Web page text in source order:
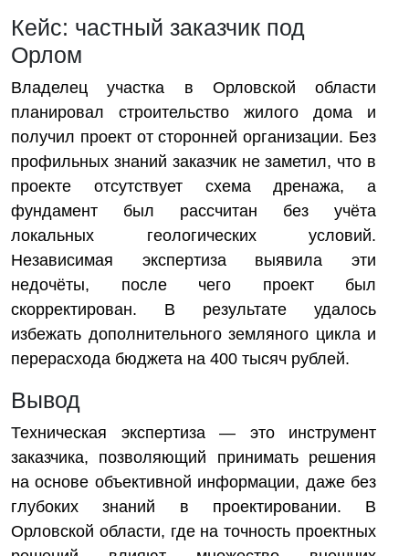
Кейс: частный заказчик под
Орлом
Владелец участка в Орловской области
планировал строительство жилого дома и
получил проект от сторонней организации. Без
профильных знаний заказчик не заметил, что в
проекте отсутствует схема дренажа, а
фундамент был рассчитан без учёта
локальных геологических условий.
Независимая экспертиза выявила эти
недочёты, после чего проект был
скорректирован. В результате удалось
избежать дополнительного земляного цикла и
перерасхода бюджета на 400 тысяч рублей.
Вывод
Техническая экспертиза — это инструмент
заказчика, позволяющий принимать решения
на основе объективной информации, даже без
глубоких знаний в проектировании. В
Орловской области, где на точность проектных